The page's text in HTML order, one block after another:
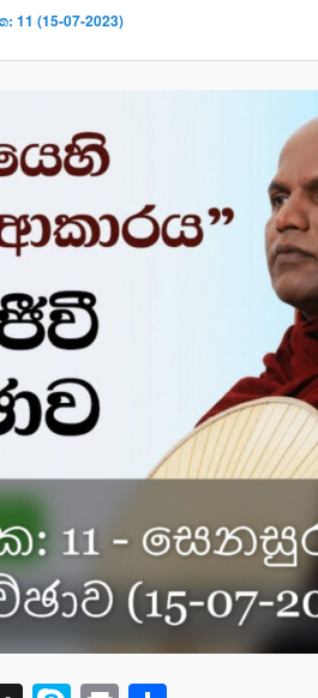
11 (15-07-2023)